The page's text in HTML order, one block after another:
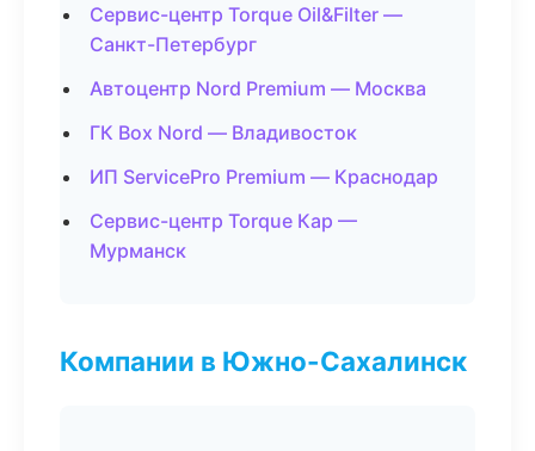
Сервис-центр Torque Oil&Filter —
Санкт-Петербург
Автоцентр Nord Premium — Москва
ГК Box Nord — Владивосток
ИП ServicePro Premium — Краснодар
Сервис-центр Torque Кар —
Мурманск
Компании в Южно-Сахалинск